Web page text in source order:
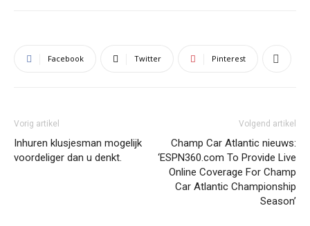
Facebook Twitter Pinterest
Vorig artikel
Inhuren klusjesman mogelijk
voordeliger dan u denkt.
Volgend artikel
Champ Car Atlantic nieuws:
‘ESPN360.com To Provide Live
Online Coverage For Champ
Car Atlantic Championship
Season’